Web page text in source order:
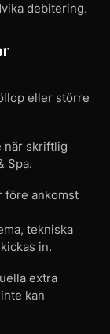
debitering.
eller större
när skriftlig
Spa.
före ankomst
tekniska
in.
extra
kan